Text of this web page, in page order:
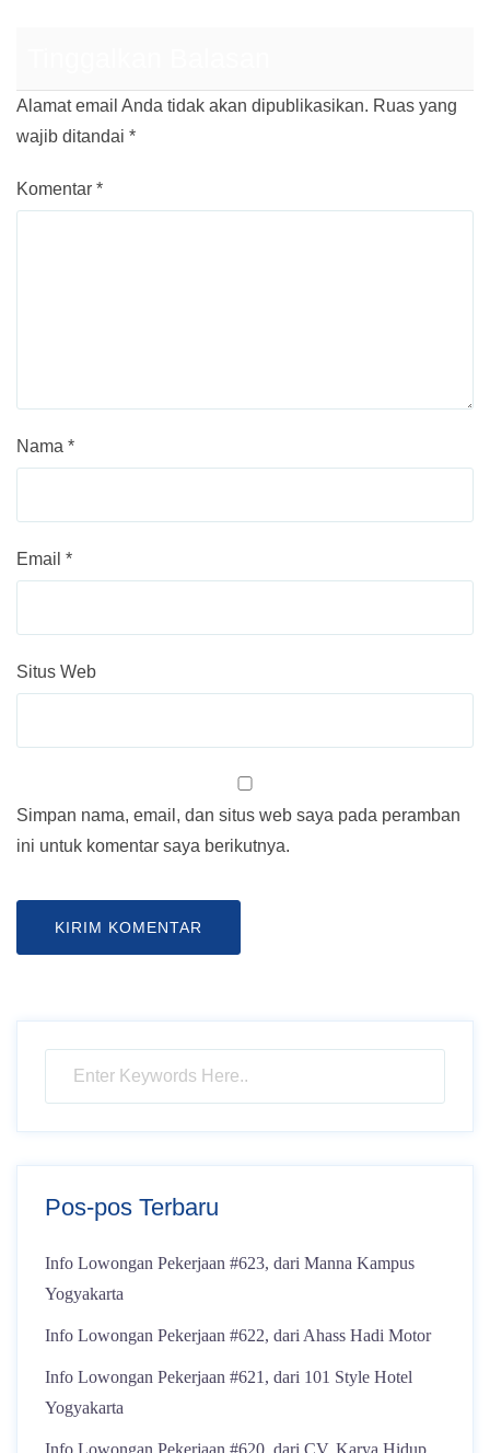
Alamat email Anda tidak akan dipublikasikan. Ruas yang
wajib ditandai *
Komentar *
Nama *
Email *
Situs Web
Simpan nama, email, dan situs web saya pada peramban
ini untuk komentar saya berikutnya.
Pos-pos Terbaru
Info Lowongan Pekerjaan #623, dari Manna Kampus
Yogyakarta
Info Lowongan Pekerjaan #622, dari Ahass Hadi Motor
Info Lowongan Pekerjaan #621, dari 101 Style Hotel
Yogyakarta
Info Lowongan Pekerjaan #620, dari CV. Karya Hidup